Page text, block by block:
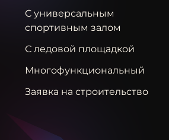
С универсальным
спортивным залом
С ледовой площадкой
Многофункциональный
Заявка на строительство